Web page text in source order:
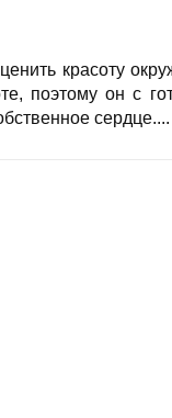
красоту
поэтому он с
сердце....